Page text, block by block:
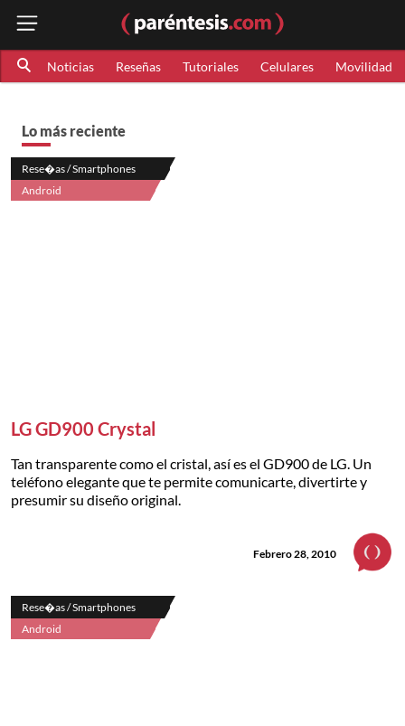
Noticias Reseñas Tutoriales Celulares Movilidad
Lo más reciente
Rese�as / Smartphones
Android
LG GD900 Crystal
Tan transparente como el cristal, así es el GD900 de LG. Un
teléfono elegante que te permite comunicarte, divertirte y
presumir su diseño original.
Febrero 28, 2010
Rese�as / Smartphones
Android